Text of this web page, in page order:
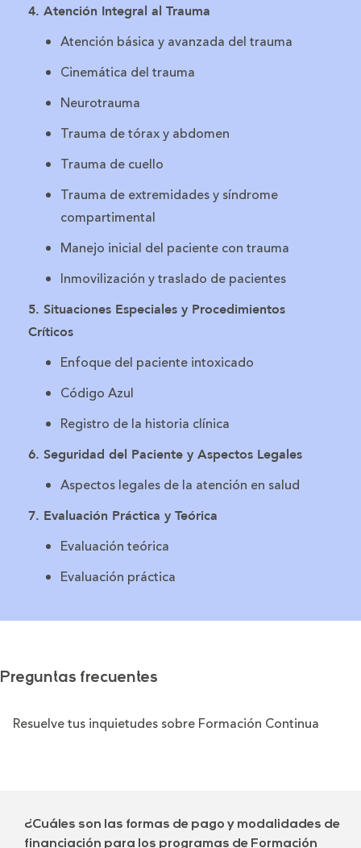
4. Atención Integral al Trauma
Atención básica y avanzada del trauma
Cinemática del trauma
Neurotrauma
Trauma de tórax y abdomen
Trauma de cuello
Trauma de extremidades y síndrome
compartimental
Manejo inicial del paciente con trauma
Inmovilización y traslado de pacientes
5. Situaciones Especiales y Procedimientos
Críticos
Enfoque del paciente intoxicado
Código Azul
Registro de la historia clínica
6. Seguridad del Paciente y Aspectos Legales
Aspectos legales de la atención en salud
7. Evaluación Práctica y Teórica
Evaluación teórica
Evaluación práctica
Preguntas frecuentes
Resuelve tus inquietudes sobre Formación Continua
¿Cuáles son las formas de pago y modalidades de
financiación para los programas de Formación